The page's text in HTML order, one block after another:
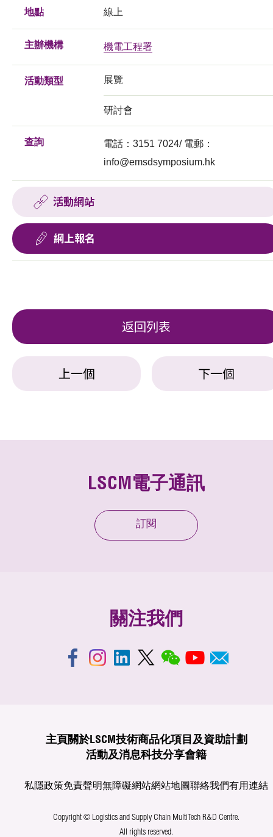
地點 線上
主辦機構 機電工程署
活動類型 展覽
研討會
查詢
電話：3151 7024/ 電郵：
info@emsdsymposium.hk
活動網站
網上報名
返回列表
上一個 下一個
LSCM電子通訊
訂閱
關注我們
主頁 關於LSCM技術商品化項目及資助計劃
活動及消息科技分享會籍
私隱政策免責聲明無障礙網站網站地圖聯絡我們有用連結
Copyright © Logistics and Supply Chain MultiTech R&D Centre.
All rights reserved.